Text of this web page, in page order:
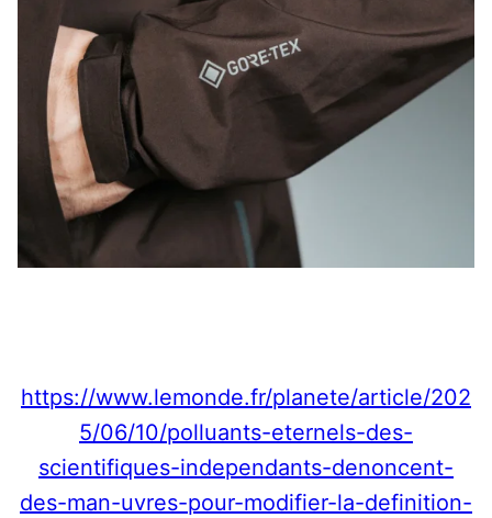
https://www.lemonde.fr/planete/article/202
5/06/10/polluants-eternels-des-
scientifiques-independants-denoncent-
des-man-uvres-pour-modifier-la-definition-